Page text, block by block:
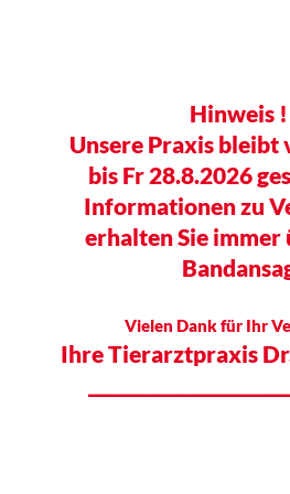
Hinweis
Unsere Praxis bleibt
bis Fr 28.8.2026
Informationen zu
erhalten Sie immer
Vielen Dank für Ihr
Ihre Tierarztpraxis